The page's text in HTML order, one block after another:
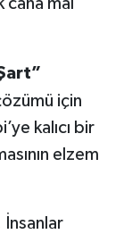
cana mal
için
kalıcı bir
elzem
İnsanlar